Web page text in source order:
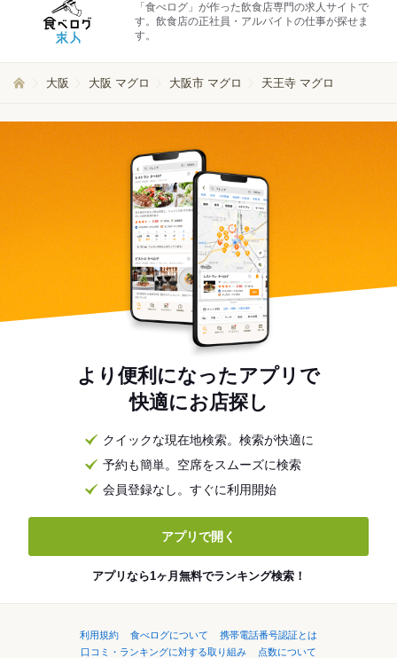
「食べログ」が作った飲食店専門の求人サイトで
す。飲食店の正社員・アルバイトの仕事が探せま
す。
大阪 大阪 マグロ 大阪市 マグロ 天王寺 マグロ
より便利になったアプリで
快適にお店探し
クイックな現在地検索。検索が快適に
予約も簡単。空席をスムーズに検索
会員登録なし。すぐに利用開始
アプリで開く
アプリなら1ヶ月無料でランキング検索！
利用規約 食べログについて
携帯電話番号認証とは
口コミ・ランキングに対する取り組み
点数について